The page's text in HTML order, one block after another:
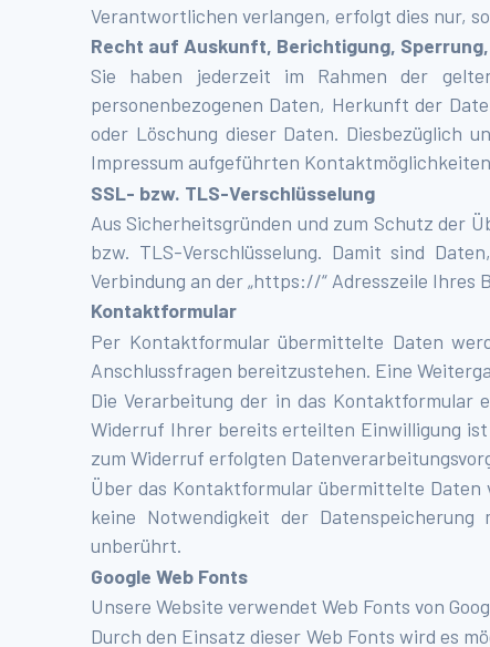
Verantwortlichen verlangen, erfolgt dies nur,
Recht auf Auskunft, Berichtigung,
Sie haben jederzeit im Rahmen der
personenbezogenen Daten, Herkunft der
oder Löschung dieser Daten. Diesbezüglich
Impressum aufgeführten
SSL- bzw. TLS-Verschlüsselung
Aus Sicherheitsgründen und zum Schutz der
bzw. TLS-Verschlüsselung. Damit sind
Verbindung an der „https://“ Adresszeile Ihres
Kontaktformular
Per Kontaktformular übermittelte Daten
Anschlussfragen bereitzustehen. Eine
Die Verarbeitung der in das Kontaktformular
Widerruf Ihrer bereits erteilten Einwilligung
zum Widerruf erfolgten
Über das Kontaktformular übermittelte Daten
keine Notwendigkeit der
unberührt.
Google Web Fonts
Unsere Website verwendet Web Fonts von
Durch den Einsatz dieser Web Fonts wird es